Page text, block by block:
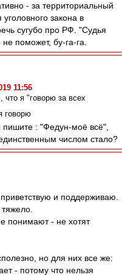
- за территориальный
закона в
сугубо про РФ. "Судья
поможет, бу-га-га.
11:56
что я "говорю за всех
говорю
пишите : "Федун-моё всё",
числом стало?
и поддерживаю.
понимают - не хотят
но для них все же:
- потому что нельзя